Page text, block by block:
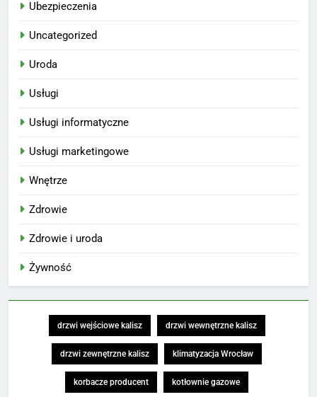
Ubezpieczenia
Uncategorized
Uroda
Usługi
Usługi informatyczne
Usługi marketingowe
Wnętrze
Zdrowie
Zdrowie i uroda
Żywność
drzwi wejściowe kalisz drzwi wewnętrzne kalisz
drzwi zewnętrzne kalisz klimatyzacja Wrocław
korbacze producent kotłownie gazowe